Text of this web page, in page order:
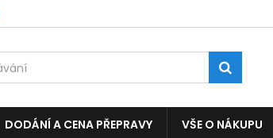
DODÁNÍ A CENA PŘEPRAVY VŠE O NÁKUPU